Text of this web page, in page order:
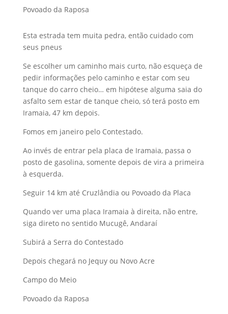
Povoado da Raposa
Esta estrada tem muita pedra, então cuidado com
seus pneus
Se escolher um caminho mais curto, não esqueça de
pedir informações pelo caminho e estar com seu
tanque do carro cheio… em hipótese alguma saia do
asfalto sem estar de tanque cheio, só terá posto em
Iramaia, 47 km depois.
Fomos em janeiro pelo Contestado.
Ao invés de entrar pela placa de Iramaia, passa o
posto de gasolina, somente depois de vira a primeira
à esquerda.
Seguir 14 km até Cruzlândia ou Povoado da Placa
Quando ver uma placa Iramaia à direita, não entre,
siga direto no sentido Mucugê, Andaraí
Subirá a Serra do Contestado
Depois chegará no Jequy ou Novo Acre
Campo do Meio
Povoado da Raposa